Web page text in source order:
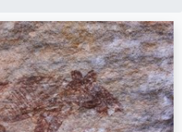
索
北
シーンを説明してください – 例：
緑の草原、赤の多い抽象画、暗い
油絵、木のそばの立ち姿のヌー
ド。